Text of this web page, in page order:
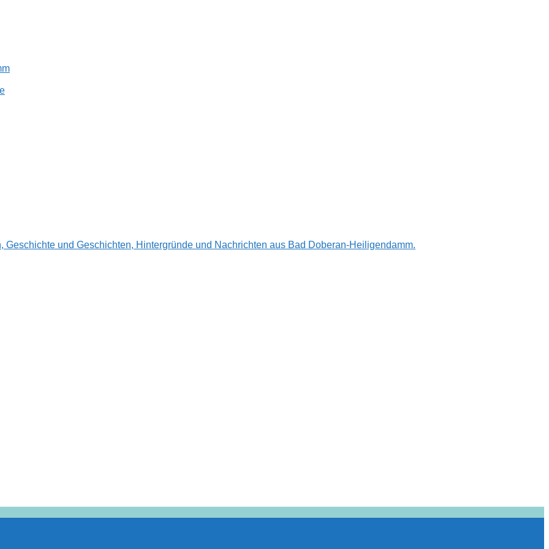
Geschichte und Geschichten, Hintergründe und Nachrichten aus Bad Doberan-Heiligendamm.